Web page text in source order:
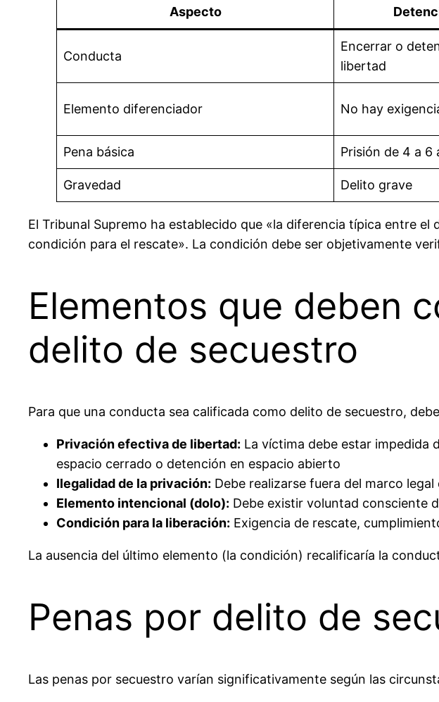
Aspecto
Conducta
Encerrar o
libertad
Elemento diferenciador No hay
Pena básica Prisión de 4 a 6
Gravedad Delito grave
El Tribunal Supremo ha establecido que «la diferencia típica entre
condición para el rescate». La condición debe ser objetivamente
Elementos que deben
delito de secuestro
Para que una conducta sea calificada como delito de secuestro,
Privación efectiva de libertad: La víctima debe estar impedida
espacio cerrado o detención en espacio abierto
Ilegalidad de la privación: Debe realizarse fuera del marco
Elemento intencional (dolo): Debe existir voluntad consciente
Condición para la liberación: Exigencia de rescate,
La ausencia del último elemento (la condición) recalificaría la
Penas por delito de
Las penas por secuestro varían significativamente según las